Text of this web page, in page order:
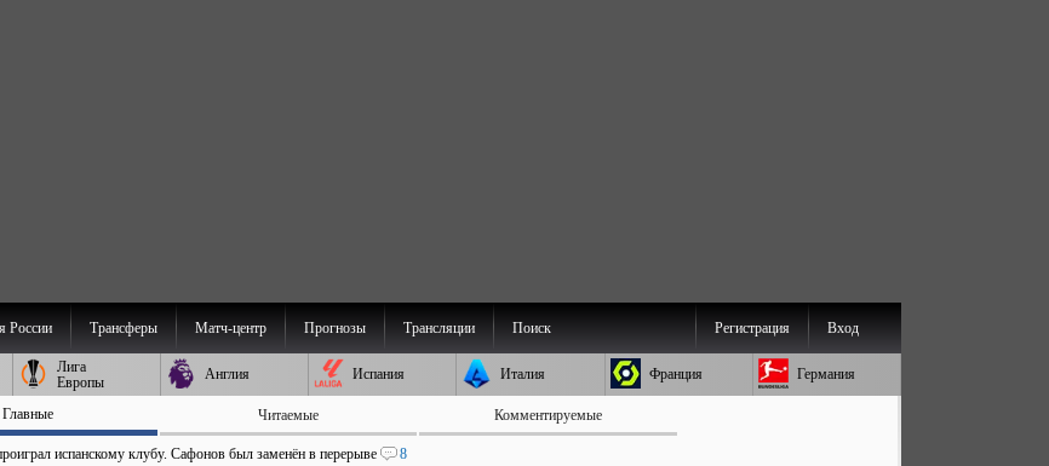
России Трансферы Матч-центр Прогнозы Трансляции Поиск Вход
Регистрация
Лига
Европы
Англия Испания Италия Франция Германия
Главные Читаемые Комментируемые
испанскому клубу. Сафонов был заменён в перерыве
8